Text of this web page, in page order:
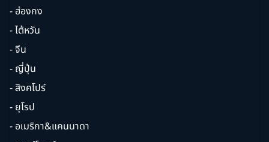
- ฮ่องกง
- ไต้หวัน
- จีน
- ญี่ปุ่น
- สิงคโปร์
- ยุโรป
- อเมริกา&แคนนาดา